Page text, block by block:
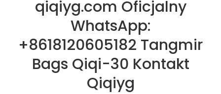
qiqiyg.com Oficjalny
WhatsApp:
+8618120605182 Tangmir
Bags Qiqi-30 Kontakt
Qiqiyg